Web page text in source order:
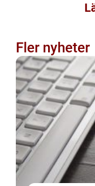
Fler nyheter